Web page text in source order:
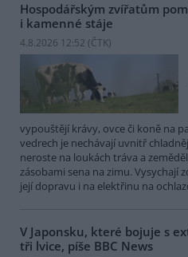
Hospodářským zvířatům
i kamenné stáje
4.8.2026 12:52 (ČTK)
vypouštějí krávy, ovce či koně na
vedrech je nechávají uvnitř
neroste na loukách tráva a
zásobami sena na zimu. Vysychají
její dopravu i na elektřinu na
V Japonsku, které bojuje s
tři lvice, píše BBC News